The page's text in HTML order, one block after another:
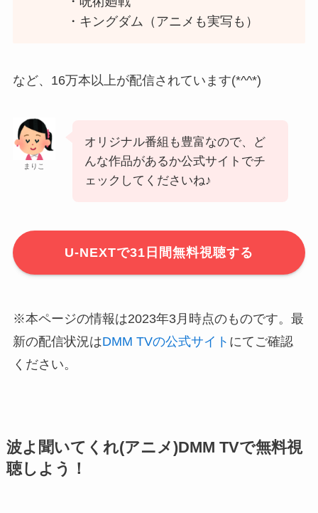
・キングダム（アニメも実写も）
など、16万本以上が配信されています(*^^*)
まりこ
オリジナル番組も豊富なので、ど
んな作品があるか公式サイトでチ
ェックしてくださいね♪
U-NEXTで31日間無料視聴する
※本ページの情報は2023年3月時点のものです。最
新の配信状況はDMM TVの公式サイト にてご確認
ください。
波よ聞いてくれ(アニメ)DMM TVで無料視
聴しよう！